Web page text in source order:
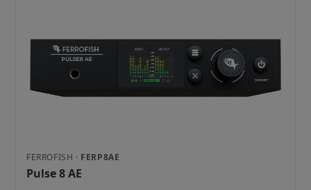
FERROFISH · FERP8AE
Pulse 8 AE